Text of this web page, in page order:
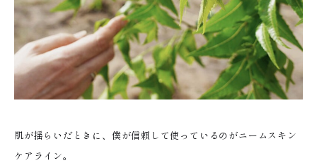
肌が揺らいだときに、僕が信頼して使っているのがニームスキン
ケアライン。